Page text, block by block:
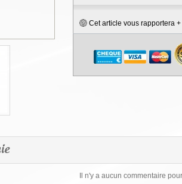
Cet article vous rapportera +
Il n'y a aucun commentaire